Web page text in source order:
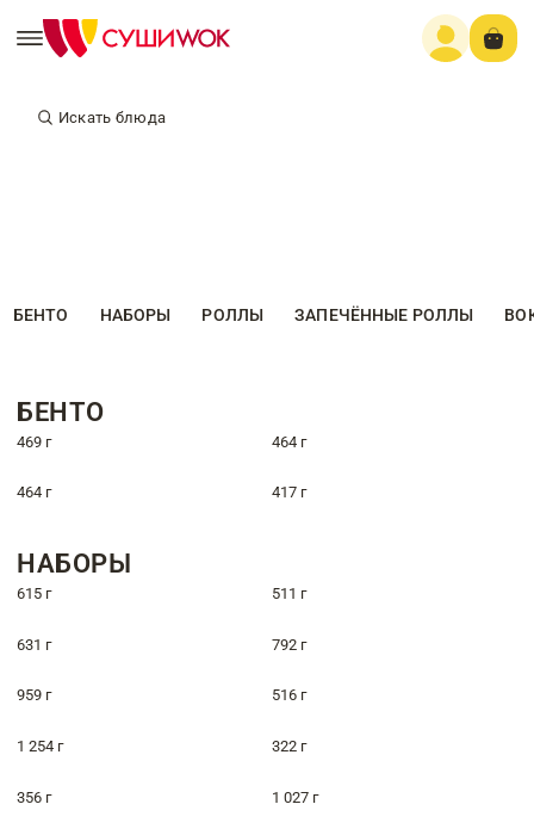
Искать блюда
БЕНТО НАБОРЫ РОЛЛЫ ЗАПЕЧЁННЫЕ РОЛЛЫ
БЕНТО
469 г 464 г
464 г 417 г
НАБОРЫ
615 г 511 г
631 г 792 г
959 г 516 г
1 254 г 322 г
356 г 1 027 г